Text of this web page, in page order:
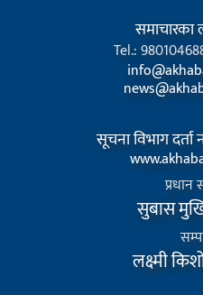
समाचारका
Tel.:
सूचना विभाग
प्रधान
सुबास
लक्ष्मी